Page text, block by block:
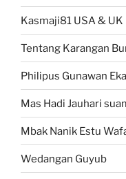
Kasmaji81 USA &
Tentang Karangan
Philipus Gunawan
Mas Hadi Jauhari
Mbak Nanik Estu
Wedangan Guyub